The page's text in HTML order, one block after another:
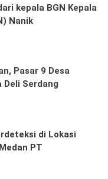
kepala BGN Kepala
Nanik
Pasar 9 Desa
Deli Serdang
di Lokasi
PT